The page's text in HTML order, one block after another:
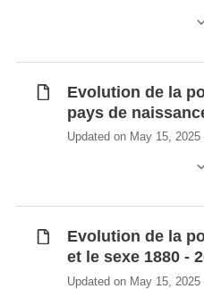
Evolution de la
pays de
Updated on May 15, 2025
Evolution de la
et le sexe 1880 -
Updated on May 15, 2025